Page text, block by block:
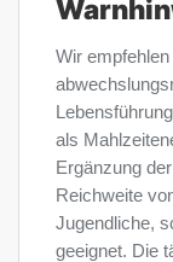
Wir
als
Ergänzung
Reichweite
Jugendliche,
geeignet. Die